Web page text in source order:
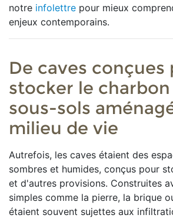
notre infolettre pour mieux
enjeux contemporains.
De caves conçues
stocker le charbon
sous-sols
milieu de vie
Autrefois, les caves étaient des
sombres et humides, conçus pour
et d'autres provisions. Construites
simples comme la pierre, la brique
étaient souvent sujettes aux